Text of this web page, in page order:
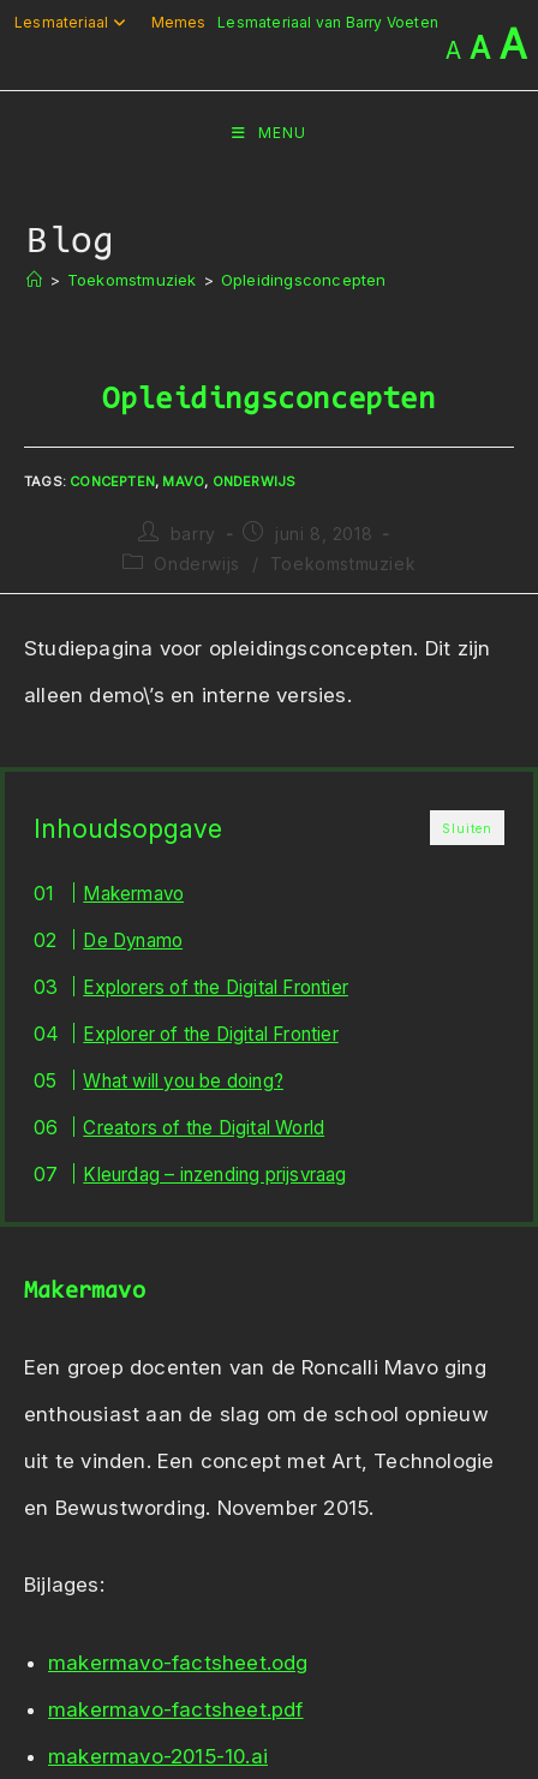
Ga
inhoud
Lesmateriaal Memes Lesmateriaal van Barry Voeten
A A A
MENU
Blog
> Toekomstmuziek > Opleidingsconcepten
Opleidingsconcepten
TAGS: CONCEPTEN, MAVO, ONDERWIJS
Bericht
auteur:
barry
Bericht
gepubliceerd
op:
juni 8, 2018
Berichtcategorie:
Onderwijs / Toekomstmuziek
Studiepagina voor opleidingsconcepten. Dit zijn
alleen demo\’s en interne versies.
Sluiten
Inhoudsopgave
Makermavo
De Dynamo
Explorers of the Digital Frontier
Explorer of the Digital Frontier
What will you be doing?
Creators of the Digital World
Kleurdag – inzending prijsvraag
Makermavo
Een groep docenten van de Roncalli Mavo ging
enthousiast aan de slag om de school opnieuw
uit te vinden. Een concept met Art, Technologie
en Bewustwording. November 2015.
Bijlages:
makermavo-factsheet.odg
makermavo-factsheet.pdf
makermavo-2015-10.ai